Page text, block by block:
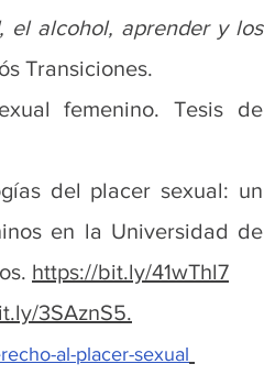
el alcohol, aprender y los
Transiciones.
femenino. Tesis de
del placer sexual: un
en la Universidad de
https://bit.ly/41wThl7
3SAznS5.
al-placer-sexual